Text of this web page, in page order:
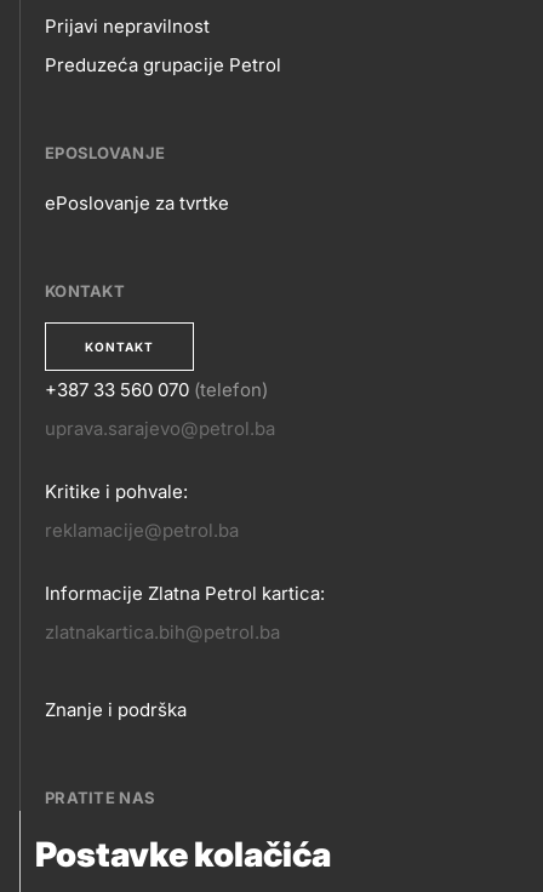
Postavke kolačića
Prijavi nepravilnost
Preduzeća grupacije Petrol
EPOSLOVANJE
ePoslovanje za tvrtke
KONTAKT
KONTAKT
KONTAKT
+387 33 560 070 (telefon)
uprava.sarajevo@petrol.ba
Kritike i pohvale:
reklamacije@petrol.ba
Informacije Zlatna Petrol kartica:
zlatnakartica.bih@petrol.ba
Footer
Znanje i podrška
PRATITE NAS
Petrol BH Oil Company, d.o.o.